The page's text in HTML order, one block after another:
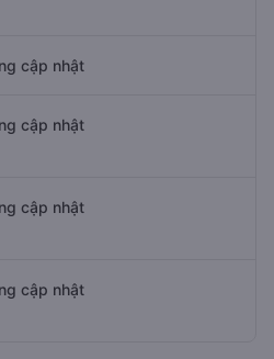
cập nhật
cập nhật
cập nhật
cập nhật